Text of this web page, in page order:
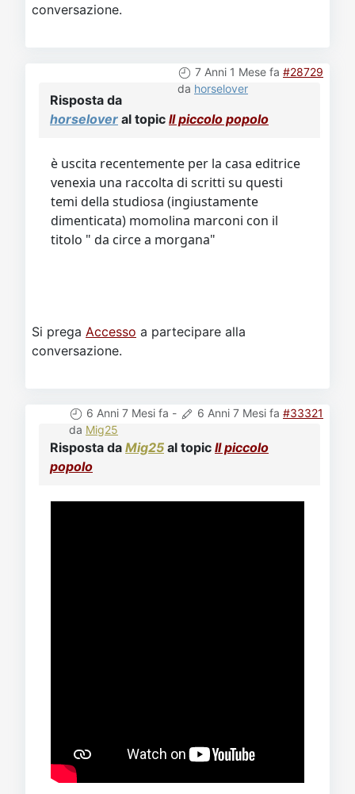
conversazione.
7 Anni 1 Mese fa #28729
da horselover
Risposta da
horselover al topic Il piccolo popolo
è uscita recentemente per la casa editrice
venexia una raccolta di scritti su questi
temi della studiosa (ingiustamente
dimenticata) momolina marconi con il
titolo " da circe a morgana"
Si prega Accesso a partecipare alla
conversazione.
6 Anni 7 Mesi fa - 6 Anni 7 Mesi fa #33321
da Mig25
Risposta da Mig25 al topic Il piccolo
popolo